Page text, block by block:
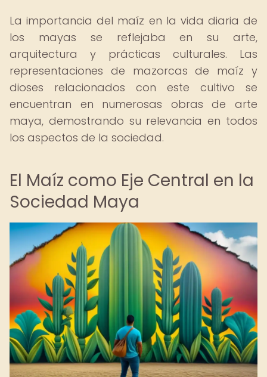
La importancia del maíz en la vida diaria de
los mayas se reflejaba en su arte,
arquitectura y prácticas culturales. Las
representaciones de mazorcas de maíz y
dioses relacionados con este cultivo se
encuentran en numerosas obras de arte
maya, demostrando su relevancia en todos
los aspectos de la sociedad.
El Maíz como Eje Central en la
Sociedad Maya